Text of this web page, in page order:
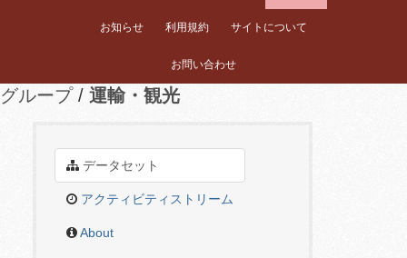
お知らせ 利用規約 サイトについて
お問い合わせ
グループ 運輸・観光
データセット
アクティビティストリーム
About